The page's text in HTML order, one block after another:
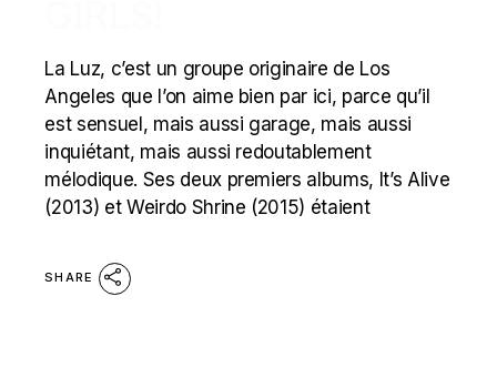
La Luz, c’est un groupe originaire de Los
Angeles que l’on aime bien par ici, parce qu’il
est sensuel, mais aussi garage, mais aussi
inquiétant, mais aussi redoutablement
mélodique. Ses deux premiers albums, It’s Alive
(2013) et Weirdo Shrine (2015) étaient
SHARE